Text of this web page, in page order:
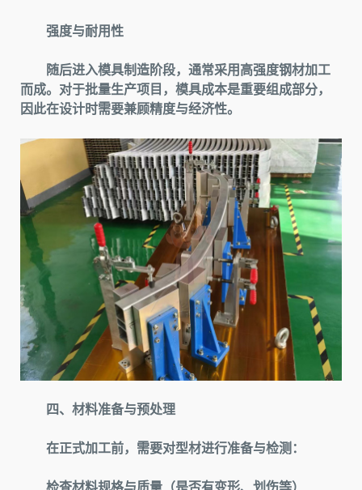
强度与耐用性
随后进入模具制造阶段，通常采用高强度钢材加工
而成。对于批量生产项目，模具成本是重要组成部分，
因此在设计时需要兼顾精度与经济性。
四、材料准备与预处理
在正式加工前，需要对型材进行准备与检测：
检查材料规格与质量（是否有变形、划伤等）